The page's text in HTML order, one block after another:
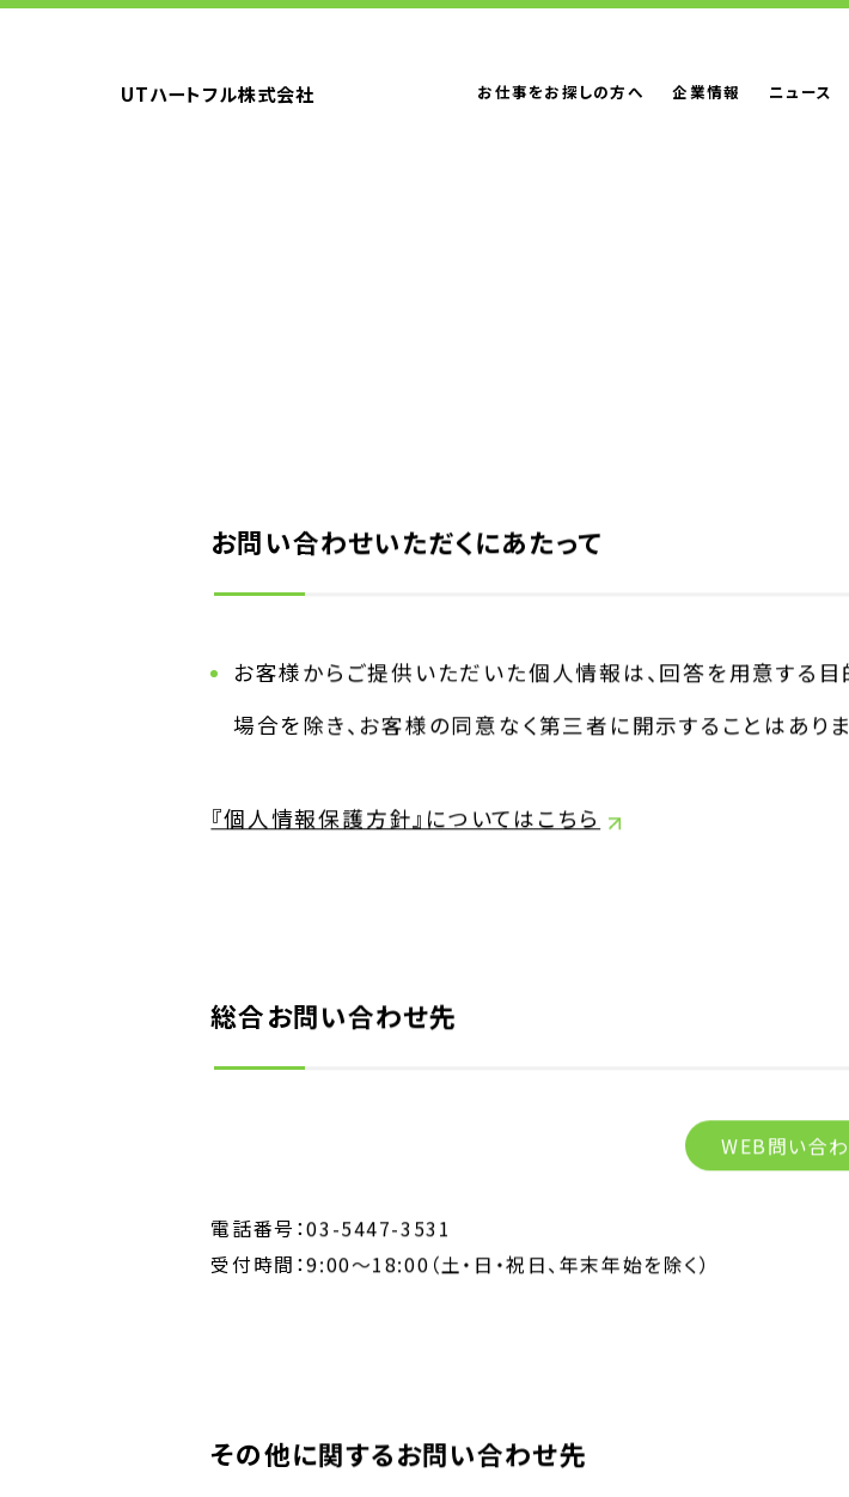
UTハートフル株式会社 お仕事をお探しの方へ 企業情報 ニュース
お問い合わせいただくにあたって
お客様からご提供いただいた個人情報は、回答を用意する
場合を除き、お客様の同意なく第三者に開示することはあり
『個人情報保護方針』についてはこちら
総合お問い合わせ先
WEB問い合
電話番号：03-5447-3531
受付時間：9:00～18:00（土・日・祝日、年末年始を除く）
その他に関するお問い合わせ先